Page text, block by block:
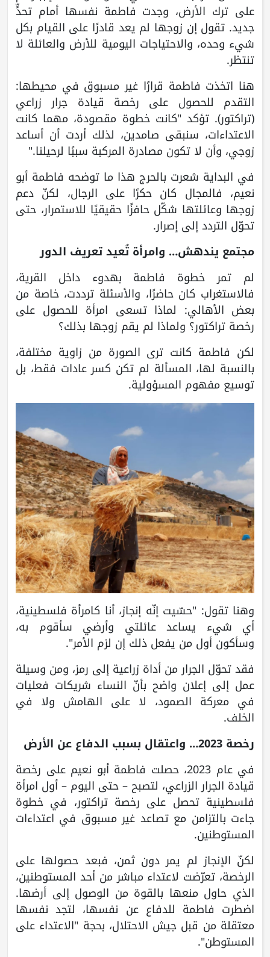
على ترك الأرض، وجدت فاطمة نفسها أمام تحدٍّ
جديد. تقول إن زوجها لم يعد قادرًا على القيام بكل
شيء وحده، والاحتياجات اليومية للأرض والعائلة لا
تنتظر.
هنا اتخذت فاطمة قرارًا غير مسبوق في محيطها:
التقدم للحصول على رخصة قيادة جرار زراعي
(تراكتور). تؤكد "كانت خطوة مقصودة، مهما كانت
الاعتداءات، سنبقى صامدين، لذلك أردت أن أساعد
زوجي، وأن لا تكون مصادرة المركبة سببًا لرحيلنا."
في البداية شعرت بالحرج هذا ما توضحه فاطمة أبو
نعيم، فالمجال كان حكرًا على الرجال، لكنّ دعم
زوجها وعائلتها شكّل حافزًا حقيقيًا للاستمرار، حتى
تحوّل التردد إلى إصرار.
مجتمع يندهش… وامرأة تُعيد تعريف الدور
لم تمر خطوة فاطمة بهدوء داخل القرية،
فالاستغراب كان حاضرًا، والأسئلة ترددت، خاصة من
بعض الأهالي: لماذا تسعى امرأة للحصول على
رخصة تراكتور؟ ولماذا لم يقم زوجها بذلك؟
لكن فاطمة كانت ترى الصورة من زاوية مختلفة،
بالنسبة لها، المسألة لم تكن كسر عادات فقط، بل
توسيع مفهوم المسؤولية.
وهنا تقول: "حسّيت إنّه إنجاز، أنا كامرأة فلسطينية،
أي شيء يساعد عائلتي وأرضي سأقوم به،
وسأكون أول من يفعل ذلك إن لزم الأمر".
فقد تحوّل الجرار من أداة زراعية إلى رمز، ومن وسيلة
عمل إلى إعلان واضح بأنّ النساء شريكات فعليات
في معركة الصمود، لا على الهامش ولا في
الخلف.
رخصة 2023… واعتقال بسبب الدفاع عن الأرض
في عام 2023، حصلت فاطمة أبو نعيم على رخصة
قيادة الجرار الزراعي، لتصبح – حتى اليوم – أول امرأة
فلسطينية تحصل على رخصة تراكتور، في خطوة
جاءت بالتزامن مع تصاعد غير مسبوق في اعتداءات
المستوطنين.
لكنّ الإنجاز لم يمر دون ثمن، فبعد حصولها على
الرخصة، تعرّضت لاعتداء مباشر من أحد المستوطنين،
الذي حاول منعها بالقوة من الوصول إلى أرضها.
اضطرت فاطمة للدفاع عن نفسها، لتجد نفسها
معتقلة من قبل جيش الاحتلال، بحجة "الاعتداء على
المستوطن".